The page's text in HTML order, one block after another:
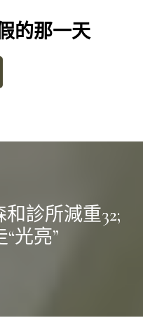
的那一天
診所減重32;
光亮”